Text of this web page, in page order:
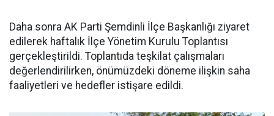
Daha sonra AK Parti Şemdinli İlçe Başkanlığı ziyaret
edilerek haftalık İlçe Yönetim Kurulu Toplantısı
gerçekleştirildi. Toplantıda teşkilat çalışmaları
değerlendirilirken, önümüzdeki döneme ilişkin saha
faaliyetleri ve hedefler istişare edildi.